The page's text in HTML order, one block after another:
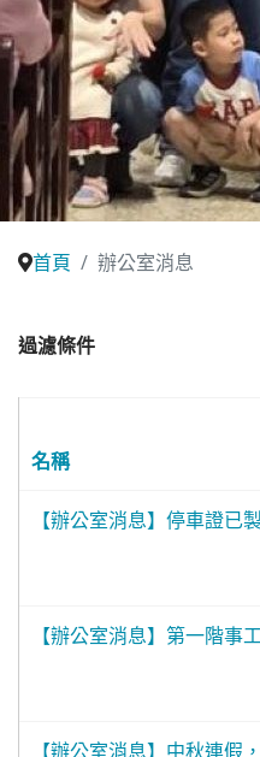
首頁 辦公室消息
過濾條件
名稱
【辦公室消息】停車證已
【辦公室消息】第一階事
【辦公室消息】中秋連假